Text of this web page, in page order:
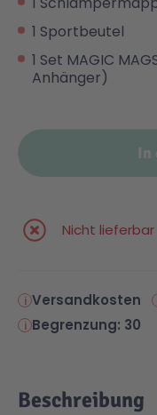
1 Sportbeutel
1 Set MAGIC
Anhänger)
In
Nicht lieferbar
Versandkosten
Begrenzung: 30
Beschreibung